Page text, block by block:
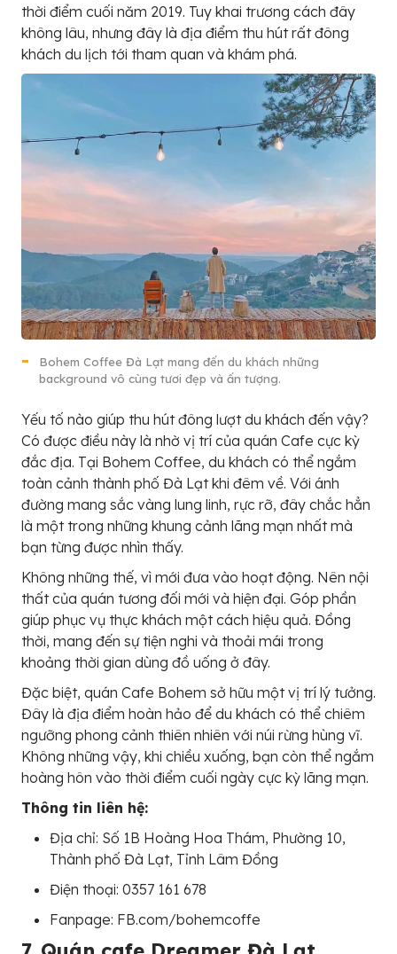
thời điểm cuối năm 2019. Tuy khai trương cách đây
không lâu, nhưng đây là địa điểm thu hút rất đông
khách du lịch tới tham quan và khám phá.
Bohem Coffee Đà Lạt mang đến du khách những
background vô cùng tươi đẹp và ấn tượng.
Yếu tố nào giúp thu hút đông lượt du khách đến vậy?
Có được điều này là nhờ vị trí của quán Cafe cực kỳ
đắc địa. Tại Bohem Coffee, du khách có thể ngắm
toàn cảnh thành phố Đà Lạt khi đêm về. Với ánh
đường mang sắc vàng lung linh, rực rỡ, đây chắc hẳn
là một trong những khung cảnh lãng mạn nhất mà
bạn từng được nhìn thấy.
Không những thế, vì mới đưa vào hoạt động. Nên nội
thất của quán tương đối mới và hiện đại. Góp phần
giúp phục vụ thực khách một cách hiệu quả. Đồng
thời, mang đến sự tiện nghi và thoải mái trong
khoảng thời gian dùng đồ uống ở đây.
Đặc biệt, quán Cafe Bohem sở hữu một vị trí lý tưởng.
Đây là địa điểm hoàn hảo để du khách có thể chiêm
ngưỡng phong cảnh thiên nhiên với núi rừng hùng vĩ.
Không những vậy, khi chiều xuống, bạn còn thể ngắm
hoàng hôn vào thời điểm cuối ngày cực kỳ lãng mạn.
Thông tin liên hệ:
Địa chỉ: Số 1B Hoàng Hoa Thám, Phường 10,
Thành phố Đà Lạt, Tỉnh Lâm Đồng
Điện thoại: 0357 161 678
Fanpage: FB.com/bohemcoffe